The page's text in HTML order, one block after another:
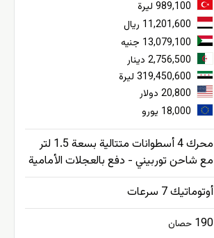
989,100 ليرة
11,201,600 ريال
13,079,100 جنيه
2,756,500 دينار
319,450,600 ليرة
20,800 دولار
18,000 يورو
محرك 4 أسطوانات متتالية بسعة 1.5 لتر
مع شاحن توربيني - دفع بالعجلات الأمامية
أوتوماتيك 7 سرعات
190 حصان